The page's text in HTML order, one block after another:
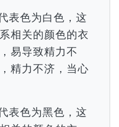
表色为白色，这
相关的颜色的衣
易导致精力不
精力不济，当心
表色为黑色，这